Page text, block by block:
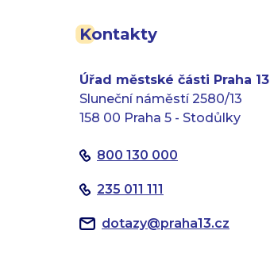
Kontakty
Úřad městské části Praha 13
Sluneční náměstí 2580/13
158 00 Praha 5 - Stodůlky
800 130 000
235 011 111
dotazy@praha13.cz